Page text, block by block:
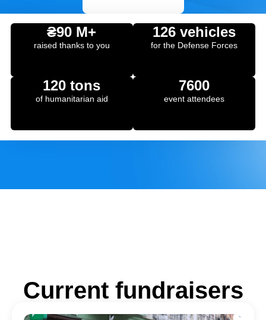
₴90 M+
raised thanks to you
126 vehicles
for the Defense Forces
120 tons
of humanitarian aid
7600
event attendees
Current fundraisers